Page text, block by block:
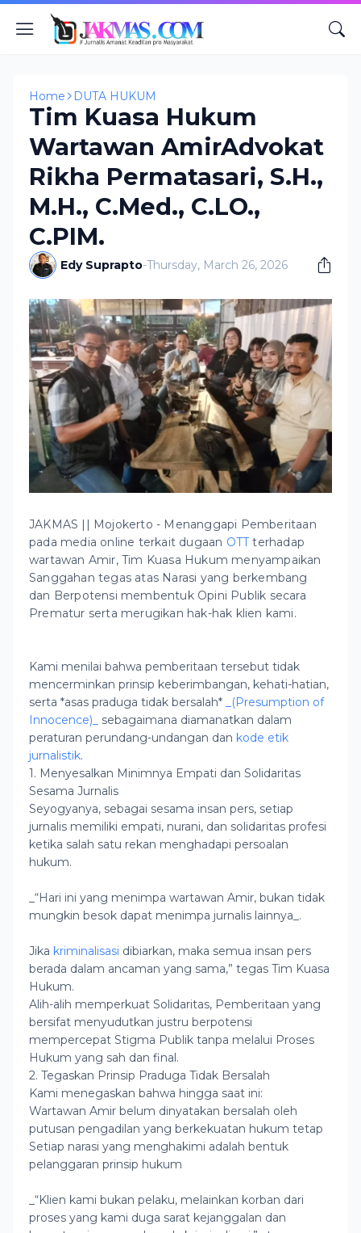
Home DUTA HUKUM
Tim Kuasa Hukum
Wartawan AmirAdvokat
Rikha Permatasari, S.H.,
M.H., C.Med., C.LO.,
C.PIM.
Edy Suprapto-Thursday, March 26, 2026
JAKMAS || Mojokerto - Menanggapi Pemberitaan
pada media online terkait dugaan OTTterhadap
wartawan Amir, Tim Kuasa Hukum menyampaikan
Sanggahan tegas atas Narasi yang berkembang
dan Berpotensi membentuk Opini Publik secara
Prematur serta merugikan hak-hak klien kami.
Kami menilai bahwa pemberitaan tersebut tidak
mencerminkan prinsip keberimbangan, kehati-hatian,
serta *asas praduga tidak bersalah*
_(Presumption of
Innocence)_
sebagaimana diamanatkan dalam
peraturan perundang-undangan dan kode etik
jurnalistik.
1. Menyesalkan Minimnya Empati dan Solidaritas
Sesama Jurnalis
Seyogyanya, sebagai sesama insan pers, setiap
jurnalis memiliki empati, nurani, dan solidaritas profesi
ketika salah satu rekan menghadapi persoalan
hukum.
_“Hari ini yang menimpa wartawan Amir, bukan tidak
mungkin besok dapat menimpa jurnalis lainnya_.
Jika kriminalisasi dibiarkan, maka semua insan pers
berada dalam ancaman yang sama,” tegas Tim Kuasa
Hukum.
Alih-alih memperkuat Solidaritas, Pemberitaan yang
bersifat menyudutkan justru berpotensi
mempercepat Stigma Publik tanpa melalui Proses
Hukum yang sah dan final.
2. Tegaskan Prinsip Praduga Tidak Bersalah
Kami menegaskan bahwa hingga saat ini:
Wartawan Amir belum dinyatakan bersalah oleh
putusan pengadilan yang berkekuatan hukum tetap
Setiap narasi yang menghakimi adalah bentuk
pelanggaran prinsip hukum
_“Klien kami bukan pelaku, melainkan korban dari
proses yang kami duga sarat kejanggalan dan